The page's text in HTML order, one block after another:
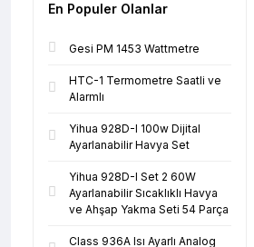
En Populer Olanlar
Gesi PM 1453 Wattmetre
HTC-1 Termometre Saatli ve
Alarmlı
Yihua 928D-I 100w Dijital
Ayarlanabilir Havya Set
Yihua 928D-I Set 2 60W
Ayarlanabilir Sıcaklıklı Havya
ve Ahşap Yakma Seti 54 Parça
Class 936A Isı Ayarlı Analog